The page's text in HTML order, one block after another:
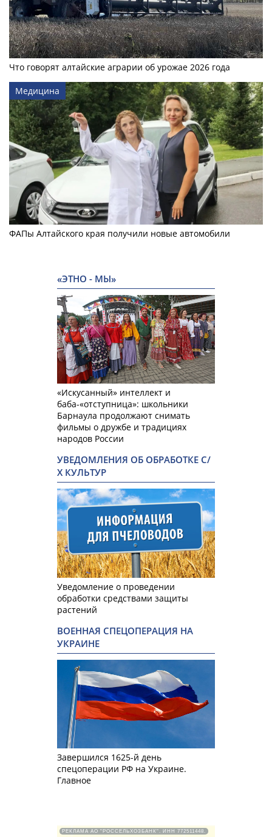
Что говорят алтайские аграрии об урожае 2026 года
Медицина
ФАПы Алтайского края получили новые автомобили
«ЭТНО - МЫ»
«Искусанный» интеллект и
баба-«отступница»: школьники
Барнаула продолжают снимать
фильмы о дружбе и традициях
народов России
УВЕДОМЛЕНИЯ ОБ ОБРАБОТКЕ С/
Х КУЛЬТУР
Уведомление о проведении
обработки средствами защиты
растений
ВОЕННАЯ СПЕЦОПЕРАЦИЯ НА
УКРАИНЕ
Завершился 1625-й день
спецоперации РФ на Украине.
Главное
РЕКЛАМА АО "РОССЕЛЬХОЗБАНК". ИНН 772511448.